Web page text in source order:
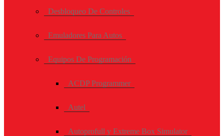
Desbloqueo De Controles
Emuladores Para Autos
Equipos De Programación
ACDP Programmer
Autel
Autoprofull y Extreme Box Simulator